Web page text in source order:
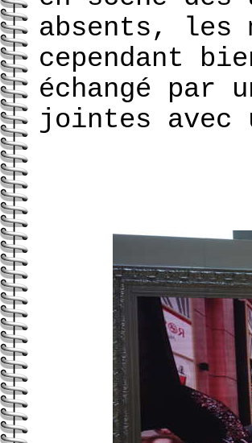
absents, les
cependant
échangé par
jointes avec